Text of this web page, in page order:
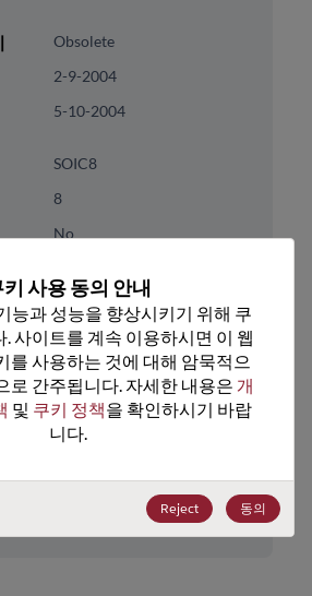
Obsolete
2-9-2004
5-10-2004
SOIC8
8
No
0
Analog & Mixed Signal
리 Timing
Clock Buffers & Drivers
8542.39.0070
키 사용 동의 안내
능과 성능을 향상시키기 위해 쿠
사이트를 계속 이용하시면 이 웹
를 사용하는 것에 대해 암묵적으
로 간주됩니다. 자세한 내용은 개
및 쿠키 정책을 확인하시기 바랍
니다.
Reject 동의